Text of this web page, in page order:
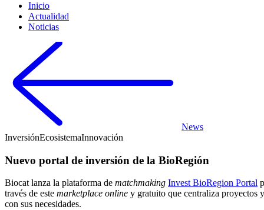
Inicio
Actualidad
Noticias
News
InversiónEcosistemaInnovación
Nuevo portal de inversión de la BioRegión
Biocat lanza la plataforma de matchmaking Invest BioRegion Portal
través de este marketplace online y gratuito que centraliza proyectos y
con sus necesidades.